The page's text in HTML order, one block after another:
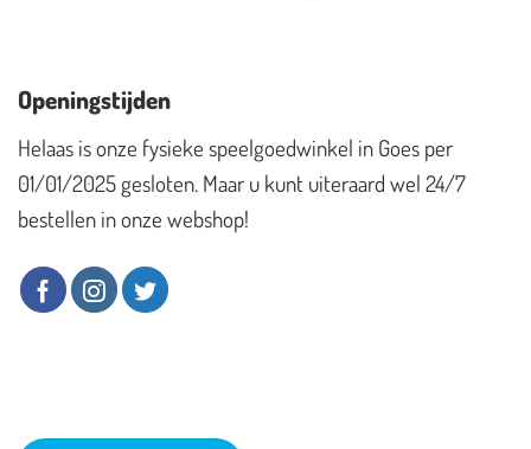
Openingstijden
Helaas is onze fysieke speelgoedwinkel in Goes per
01/01/2025 gesloten. Maar u kunt uiteraard wel 24/7
bestellen in onze webshop!